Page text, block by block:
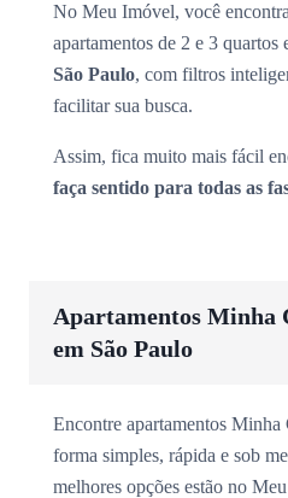
No Meu Imóvel, você
apartamentos de 2 e 3 quartos
São Paulo, com filtros
facilitar sua busca.
Assim, fica muito mais fácil
faça sentido para todas as
Apartamentos Minha
em São Paulo
Encontre apartamentos
forma simples, rápida e sob
melhores opções estão no